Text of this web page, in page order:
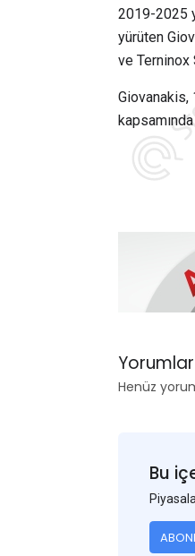
2019-2025
yürüten
ve Terninox
Giovanakis,
Yorumlar
Henüz
Bu